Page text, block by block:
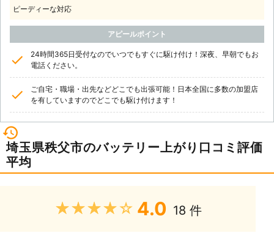
ピーディーな対応
アピールポイント
24時間365日受付なのでいつでもすぐに駆け付け！深夜、早朝でもお
電話ください。
ご自宅・職場・出先などどこでも出張可能！日本全国に多数の加盟店
を有していますのでどこでも駆け付けます！
埼玉県秩父市のバッテリー上がり口コミ評価
平均
★★★★★ 4.0 18 件